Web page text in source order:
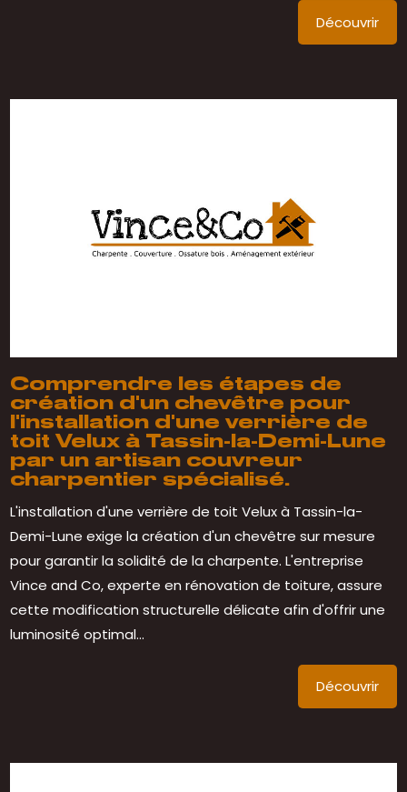
Découvrir
Comprendre les étapes de
création d'un chevêtre pour
l'installation d'une verrière de
toit Velux à Tassin-la-Demi-Lune
par un artisan couvreur
charpentier spécialisé.
L'installation d'une verrière de toit Velux à Tassin-la-
Demi-Lune exige la création d'un chevêtre sur mesure
pour garantir la solidité de la charpente. L'entreprise
Vince and Co, experte en rénovation de toiture, assure
cette modification structurelle délicate afin d'offrir une
luminosité optimal...
Découvrir